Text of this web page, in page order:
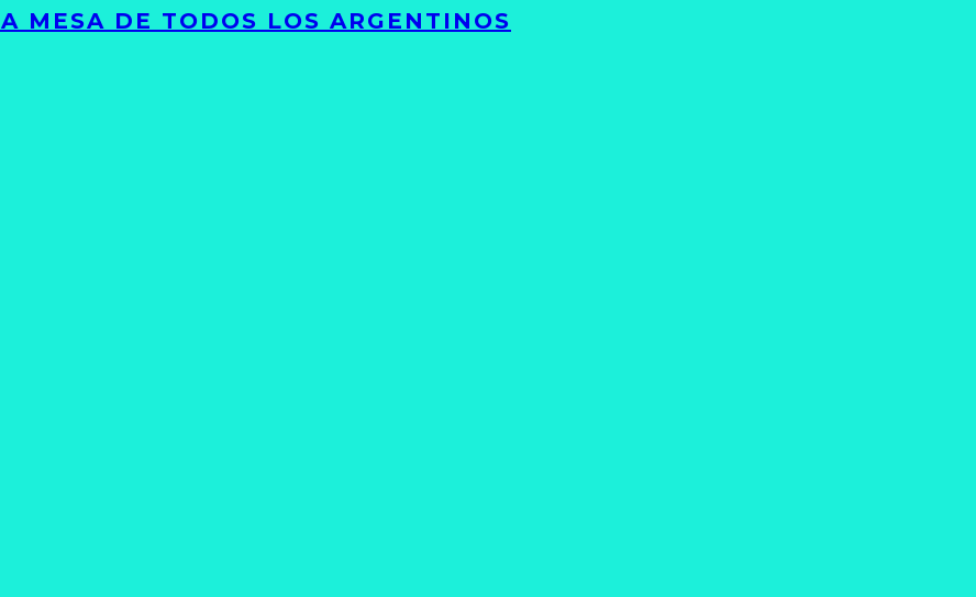
MESA DE TODOS LOS ARGENTINOS